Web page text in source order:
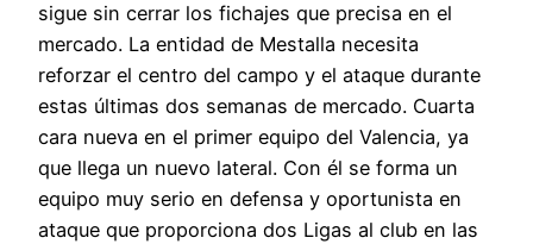
sigue sin cerrar los fichajes que precisa en el
mercado. La entidad de Mestalla necesita
reforzar el centro del campo y el ataque durante
estas últimas dos semanas de mercado. Cuarta
cara nueva en el primer equipo del Valencia, ya
que llega un nuevo lateral. Con él se forma un
equipo muy serio en defensa y oportunista en
ataque que proporciona dos Ligas al club en las